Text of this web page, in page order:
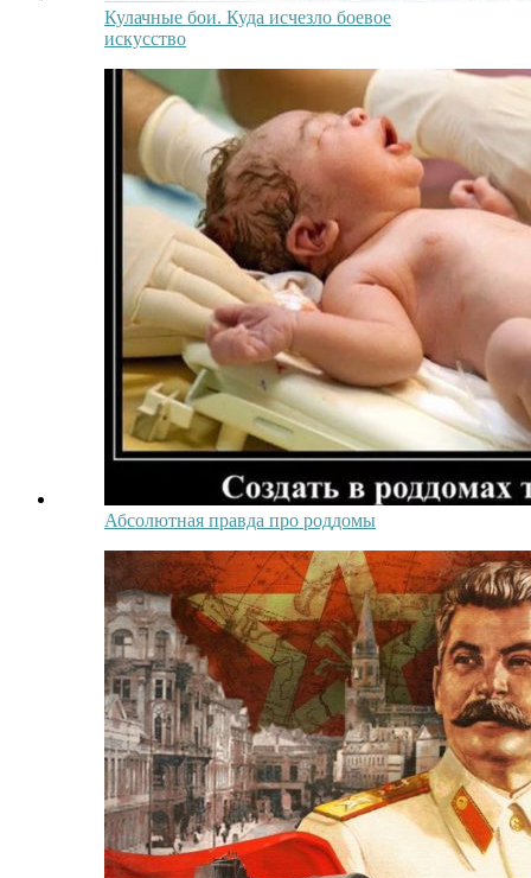
Кулачные бои. Куда исчезло боевое
искусство
Абсолютная правда про роддомы